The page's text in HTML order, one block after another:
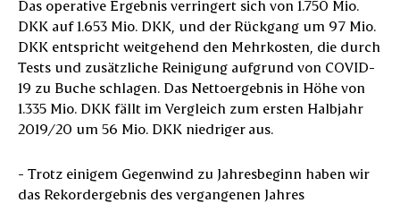
Das operative Ergebnis verringert sich von 1.750 Mio.
DKK auf 1.653 Mio. DKK, und der Rückgang um 97 Mio.
DKK entspricht weitgehend den Mehrkosten, die durch
Tests und zusätzliche Reinigung aufgrund von COVID-
19 zu Buche schlagen. Das Nettoergebnis in Höhe von
1.335 Mio. DKK fällt im Vergleich zum ersten Halbjahr
2019/20 um 56 Mio. DKK niedriger aus.
- Trotz einigem Gegenwind zu Jahresbeginn haben wir
das Rekordergebnis des vergangenen Jahres